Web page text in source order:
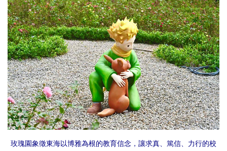
玫瑰園象徵東海以博雅為根的教育信念，讓求真、篤信、力行的校